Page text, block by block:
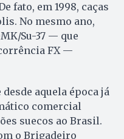
fato, em 1998, caças
No mesmo ano,
Su-37 — que
FX —
aquela época já
comercial
suecos ao Brasil.
o Brigadeiro